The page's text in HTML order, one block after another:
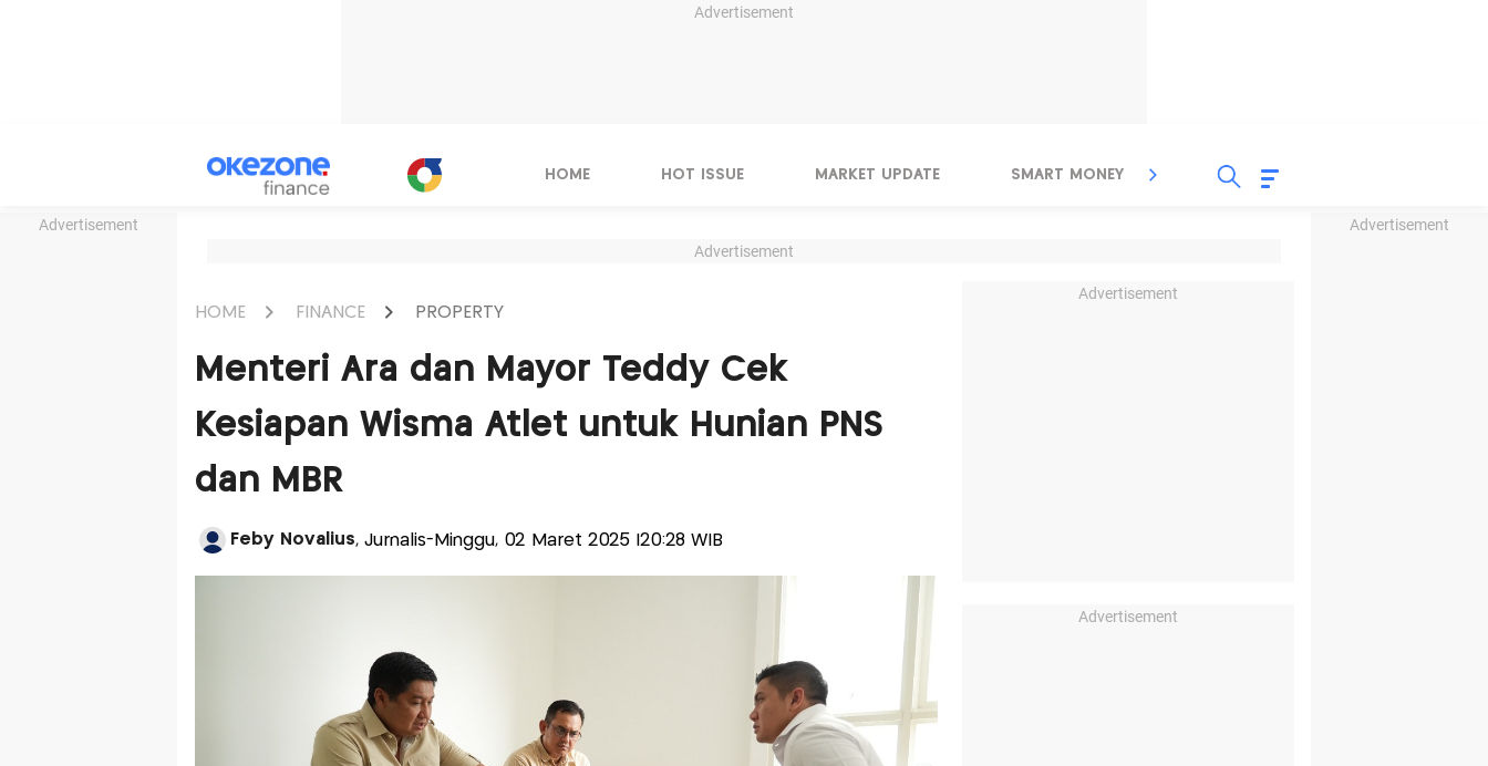
Advertisement
Advertisement Advertisement
HOME HOT ISSUE MARKET UPDATE SMART MONEY INSPIRASI BISNIS
Advertisement
HOME FINANCE PROPERTY
Menteri Ara dan Mayor Teddy Cek
Kesiapan Wisma Atlet untuk Hunian PNS
dan MBR
Feby Novalius, Jurnalis-Minggu, 02 Maret 2025 |20:28 WIB
Advertisement
Advertisement